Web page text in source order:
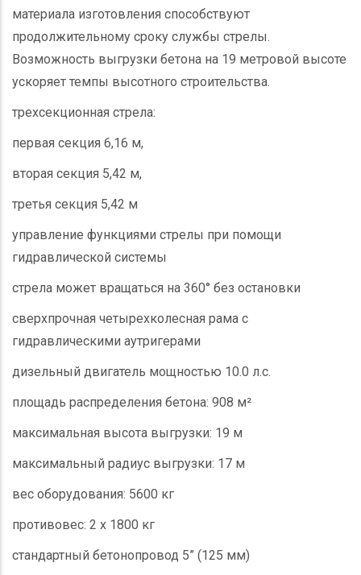
материала изготовления способствуют
продолжительному сроку службы стрелы.
Возможность выгрузки бетона на 19 метровой высоте
ускоряет темпы высотного строительства.
трехсекционная стрела:
первая секция 6,16 м,
вторая секция 5,42 м,
третья секция 5,42 м
управление функциями стрелы при помощи
гидравлической системы
стрела может вращаться на 360° без остановки
сверхпрочная четырехколесная рама с
гидравлическими аутригерами
дизельный двигатель мощностью 10.0 л.с.
площадь распределения бетона: 908 м²
максимальная высота выгрузки: 19 м
максимальный радиус выгрузки: 17 м
вес оборудования: 5600 кг
противовес: 2 х 1800 кг
стандартный бетонопровод 5” (125 мм)